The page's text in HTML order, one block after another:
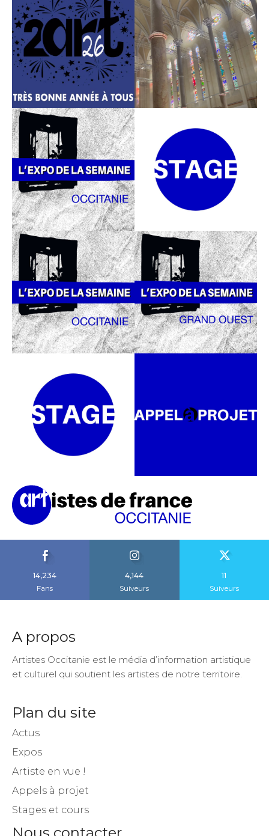
14,234
Fans
4,144
Suiveurs
11
Suiveurs
A propos
Artistes Occitanie est le média d’information artistique
et culturel qui soutient les artistes de notre territoire.
Plan du site
Actus
Expos
Artiste en vue !
Appels à projet
Stages et cours
Nous contacter